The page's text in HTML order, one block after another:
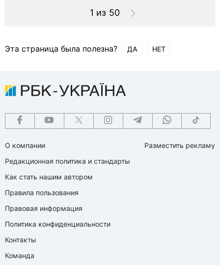
1 из 50
Эта страница была полезна? ДА НЕТ
О компании
Редакционная политика и стандарты
Как стать нашим автором
Правила пользования
Правовая информация
Политика конфиденциальности
Контакты
Команда
Разместить рекламу